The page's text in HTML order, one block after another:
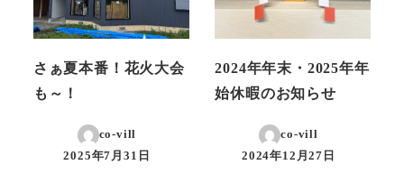
さぁ夏本番！花火大会
も～！
co-vill
投稿日
2025年7月31日
2024年年末・2025年年
始休暇のお知らせ
co-vill
投稿日
2024年12月27日